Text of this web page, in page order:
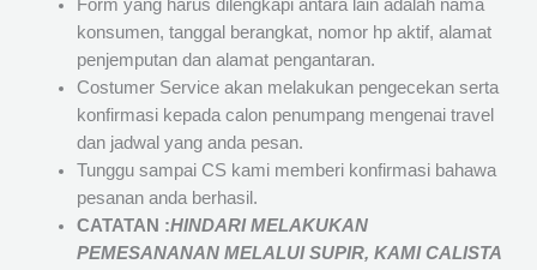
Form yang harus dilengkapi antara lain adalah nama
konsumen, tanggal berangkat, nomor hp aktif, alamat
penjemputan dan alamat pengantaran.
Costumer Service akan melakukan pengecekan serta
konfirmasi kepada calon penumpang mengenai travel
dan jadwal yang anda pesan.
Tunggu sampai CS kami memberi konfirmasi bahawa
pesanan anda berhasil.
CATATAN :HINDARI MELAKUKAN
PEMESANANAN MELALUI SUPIR, KAMICALISTA